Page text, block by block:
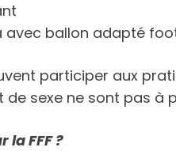
avec ballon adapté
participer aux
de sexe ne sont pas
la FFF ?